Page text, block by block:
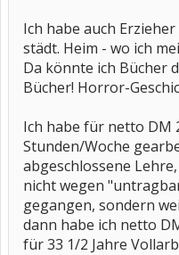
Ich habe auch
städt. Heim - wo ich
Da könnte ich Bücher
Bücher! Horror-
Ich habe für netto DM
Stunden/Woche
abgeschlossene
nicht wegen
gegangen, sondern
dann habe ich netto
für 33 1/2 Jahre